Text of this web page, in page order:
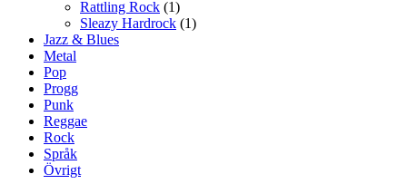
Rattling Rock (1)
Sleazy Hardrock (1)
Jazz & Blues
Metal
Pop
Progg
Punk
Reggae
Rock
Språk
Övrigt